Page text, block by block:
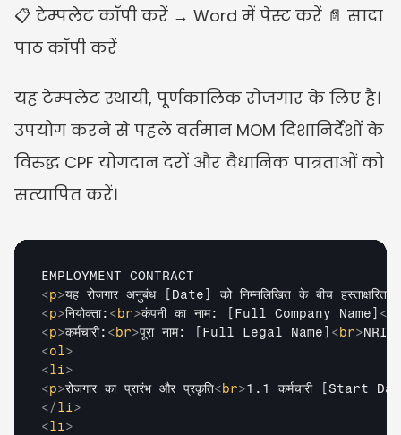
📋 टेम्पलेट कॉपी करें → Word में पेस्ट करें 📄 सादा
पाठ कॉपी करें
यह टेम्पलेट स्थायी, पूर्णकालिक रोजगार के लिए है।
उपयोग करने से पहले वर्तमान MOM दिशानिर्देशों के
विरुद्ध CPF योगदान दरों और वैधानिक पात्रताओं को
सत्यापित करें।
<p>यह रोजगार अनुबंध [Date] को निम्नलिखित के बीच हस्ताक्षरित
<p>नियोक्ता: <br>कंपनी का नाम: [Full Company Name] <
<p>कर्मचारी: <br>पूरा नाम: [Full Legal Name] <br>
<ol>
<li>
<p>रोजगार का प्रारंभ और प्रकृति<br>1.1 कर्मचारी [Start
</li>
<li>